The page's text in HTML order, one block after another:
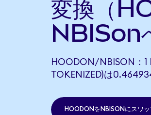
変換（
NBISon
HOODON/NBISON：1
TOKENIZED)は
HOODONをNBISONにスワッ